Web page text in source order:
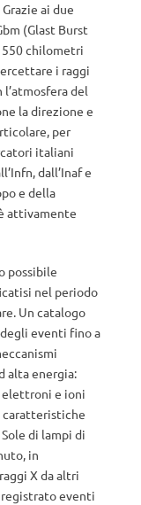
ai due
(Glast Burst
550 chilometri
i raggi
del
la direzione e
per
italiani
dall’Inaf e
e della
attivamente
possibile
nel periodo
Un catalogo
eventi fino a
alta energia:
elettroni e ioni
caratteristiche
di lampi di
in
X da altri
eventi